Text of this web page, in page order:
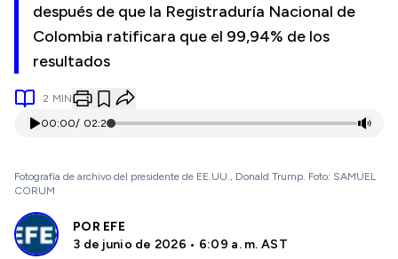
después de que la Registraduría Nacional de
Colombia ratificara que el 99,94% de los
resultados
2 MIN
00:00/ 02:21
Fotografía de archivo del presidente de EE.UU., Donald Trump. Foto: SAMUEL
CORUM
POR EFE
3 de junio de 2026 • 6:09 a. m. AST